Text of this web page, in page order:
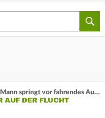
BaWü: Mann springt vor fahrendes Auto und schießt
AUF DER FLUCHT